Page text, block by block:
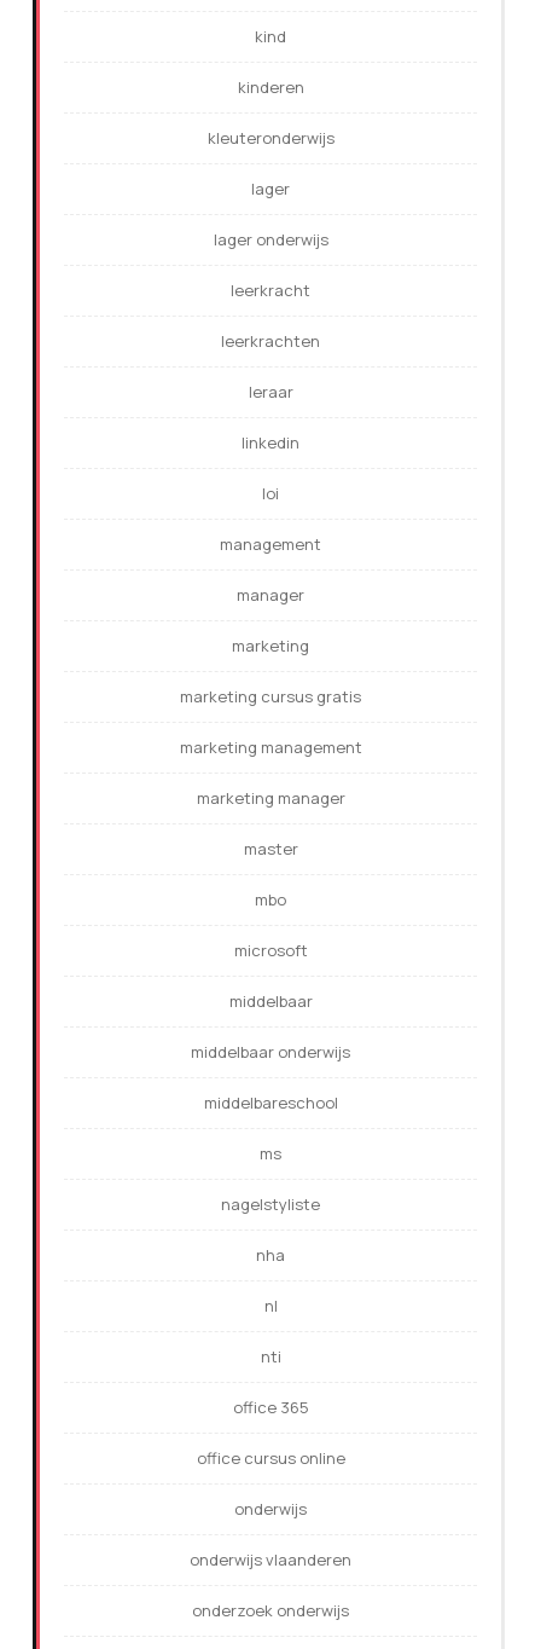
kind
kinderen
kleuteronderwijs
lager
lager onderwijs
leerkracht
leerkrachten
leraar
linkedin
loi
management
manager
marketing
marketing cursus gratis
marketing management
marketing manager
master
mbo
microsoft
middelbaar
middelbaar onderwijs
middelbareschool
ms
nagelstyliste
nha
nl
nti
office 365
office cursus online
onderwijs
onderwijs vlaanderen
onderzoek onderwijs